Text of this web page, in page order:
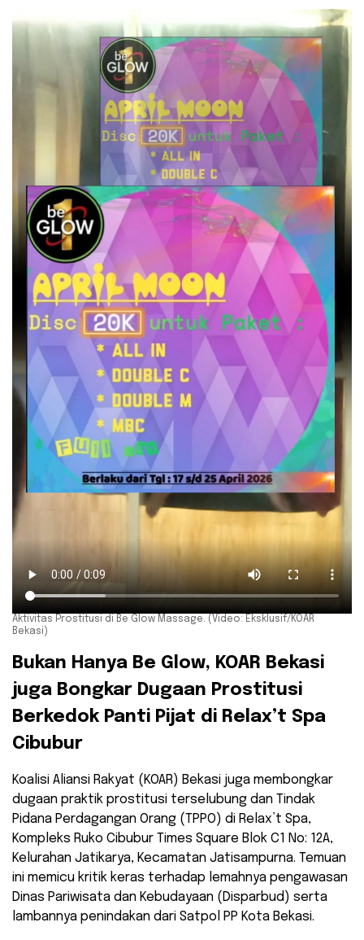
Aktivitas Prostitusi di Be Glow Massage. (Video: Eksklusif/KOAR
Bekasi)
Bukan Hanya Be Glow, KOAR Bekasi
juga Bongkar Dugaan Prostitusi
Berkedok Panti Pijat di Relax’t Spa
Cibubur
Koalisi Aliansi Rakyat (KOAR) Bekasi juga membongkar
dugaan praktik prostitusi terselubung dan Tindak
Pidana Perdagangan Orang (TPPO) di Relax’t Spa,
Kompleks Ruko Cibubur Times Square Blok C1 No: 12A,
Kelurahan Jatikarya, Kecamatan Jatisampurna. Temuan
ini memicu kritik keras terhadap lemahnya pengawasan
Dinas Pariwisata dan Kebudayaan (Disparbud) serta
lambannya penindakan dari Satpol PP Kota Bekasi.